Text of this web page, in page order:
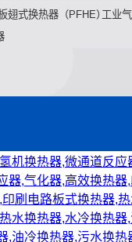
翅式换热器（PFHE）工业
机换热器,微通道反
器,气化器,高效换热
刷电路板式换热器,
水换热器,水冷换热
,油冷换热器,污水换热